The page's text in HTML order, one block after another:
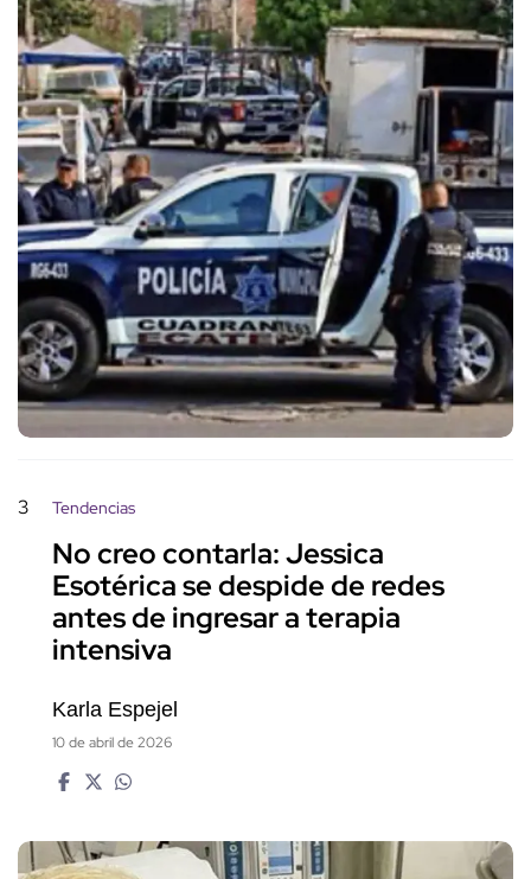
3 Tendencias
No creo contarla: Jessica
Esotérica se despide de redes
antes de ingresar a terapia
intensiva
Karla Espejel
10 de abril de 2026